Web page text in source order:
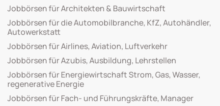
Jobbörsen für Architekten & Bauwirtschaft
Jobbörsen für die Automobilbranche, KfZ, Autohändler,
Autowerkstatt
Jobbörsen für Airlines, Aviation, Luftverkehr
Jobbörsen für Azubis, Ausbildung, Lehrstellen
Jobbörsen für Energiewirtschaft Strom, Gas, Wasser,
regenerative Energie
Jobbörsen für Fach- und Führungskräfte, Manager